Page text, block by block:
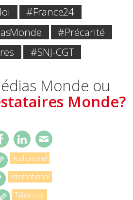
#France 24
Monde
#Précarité
#SNJ-CGT
Monde ou
Monde?
Audiovisuel
International
Télévision